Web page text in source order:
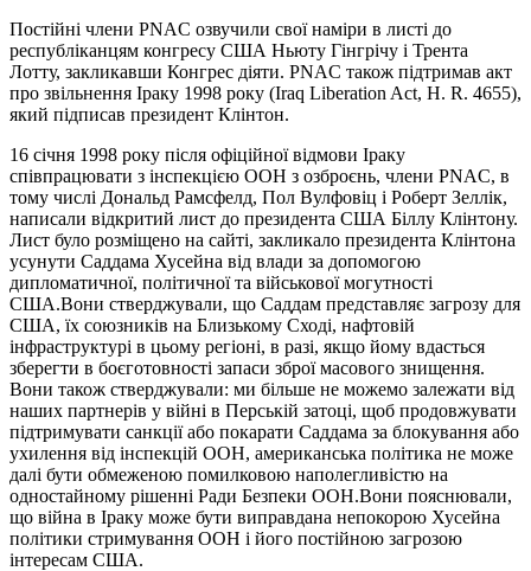
Постійні члени PNAC озвучили свої наміри в листі до
республіканцям конгресу США Ньюту Гінгрічу і Трента
Лотту, закликавши Конгрес діяти. PNAC також підтримав акт
про звільнення Іраку 1998 року (Iraq Liberation Act, H. R. 4655),
який підписав президент Клінтон.
16 січня 1998 року після офіційної відмови Іраку
співпрацювати з інспекцією ООН з озброєнь, члени PNAC, в
тому числі Дональд Рамсфелд, Пол Вулфовіц і Роберт Зеллік,
написали відкритий лист до президента США Біллу Клінтону.
Лист було розміщено на сайті, закликало президента Клінтона
усунути Саддама Хусейна від влади за допомогою
дипломатичної, політичної та військової могутності
США.Вони стверджували, що Саддам представляє загрозу для
США, їх союзників на Близькому Сході, нафтовій
інфраструктурі в цьому регіоні, в разі, якщо йому вдасться
зберегти в боєготовності запаси зброї масового знищення.
Вони також стверджували: ми більше не можемо залежати від
наших партнерів у війні в Перській затоці, щоб продовжувати
підтримувати санкції або покарати Саддама за блокування або
ухилення від інспекцій ООН, американська політика не може
далі бути обмеженою помилковою наполегливістю на
одностайному рішенні Ради Безпеки ООН.Вони пояснювали,
що війна в Іраку може бути виправдана непокорою Хусейна
політики стримування ООН і його постійною загрозою
інтересам США.